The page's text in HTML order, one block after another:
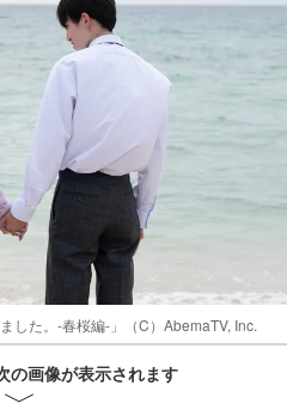
した。-春桜編-」（C）AbemaTV, Inc.
の画像が表示されます